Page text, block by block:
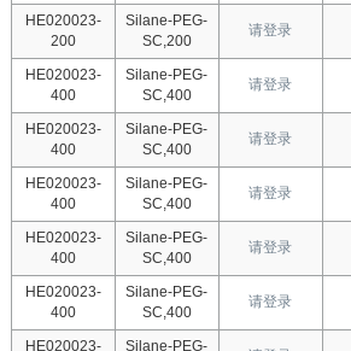
HE020023-
200
Silane-PEG-
SC,200
请登录
HE020023-
400
Silane-PEG-
SC,400
请登录
HE020023-
400
Silane-PEG-
SC,400
请登录
HE020023-
400
Silane-PEG-
SC,400
请登录
HE020023-
400
Silane-PEG-
SC,400
请登录
HE020023-
400
Silane-PEG-
SC,400
请登录
HE020023-
Silane-PEG-